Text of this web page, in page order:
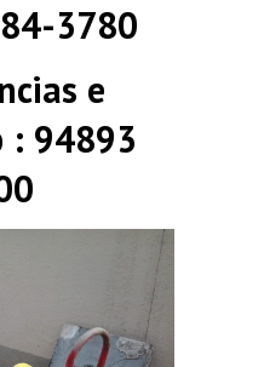
3780
e
: 94893